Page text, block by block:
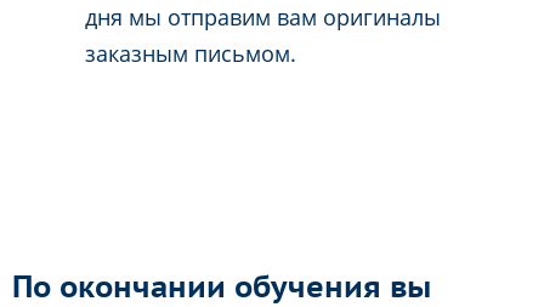
дня мы отправим вам оригиналы
заказным письмом.
По окончании обучения вы